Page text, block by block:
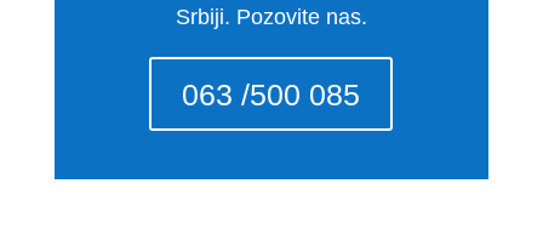
Srbiji. Pozovite nas.
063 /500 085